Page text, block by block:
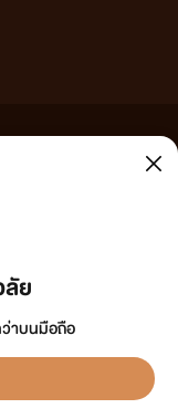
ย
าบนมือถือ
งนั้นผู้อ่านทุกท่านโปรดใช้
ที่ขัดต่อกฎหมายและศีลธรรม
ทันที ทั้งนี้ ทางเว็บไซต์ขอสงวน